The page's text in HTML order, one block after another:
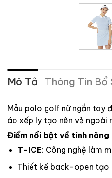
Mô Tả Thông Tin Bổ
Mẫu polo golf nữ ngắn tay
áo xếp ly tạo nên vẻ ngoài
Điểm nổi bật về tính năng
T-ICE: Công nghệ làm
Thiết kế back-open tạo